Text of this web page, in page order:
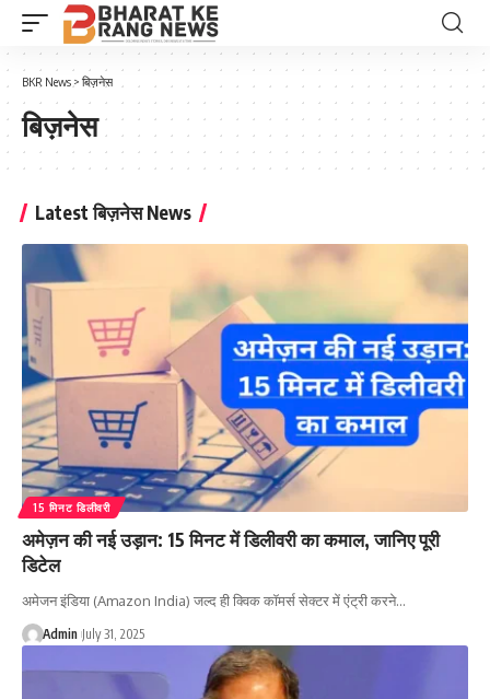
BKR News > बिज़नेस
बिज़नेस
Latest बिज़नेस News
15 मिनट डिलीवरी
अमेज़न की नई उड़ान: 15 मिनट में डिलीवरी का कमाल, जानिए पूरी
डिटेल
अमेजन इंडिया (Amazon India) जल्द ही क्विक कॉमर्स सेक्टर में एंट्री करने…
Admin July 31, 2025